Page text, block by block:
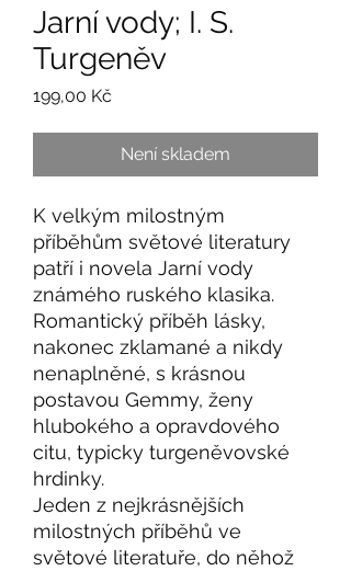
Jarní vody; I. S.
Turgeněv
199,00 Kč
Není skladem
K velkým milostným
příběhům světové literatury
patří i novela Jarní vody
známého ruského klasika.
Romantický příběh lásky,
nakonec zklamané a nikdy
nenaplněné, s krásnou
postavou Gemmy, ženy
hlubokého a opravdového
citu, typicky turgeněvovské
hrdinky.
Jeden z nejkrásnějších
milostných příběhů ve
světové literatuře, do něhož